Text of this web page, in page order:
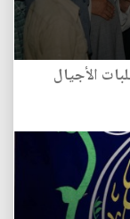
الأجيال